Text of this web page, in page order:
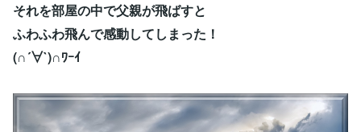
それを部屋の中で父親が飛ばすと
ふわふわ飛んで感動してしまった！
(∩´∀`)∩ﾜｰｲ